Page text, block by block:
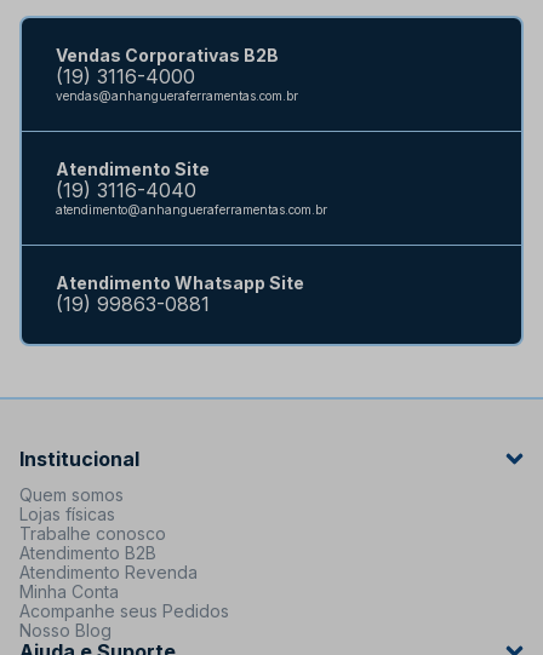
Vendas Corporativas B2B
(19) 3116-4000
vendas@anhangueraferramentas.com.br
Atendimento Site
(19) 3116-4040
atendimento@anhangueraferramentas.com.br
Atendimento Whatsapp Site
(19) 99863-0881
Institucional
Quem somos
Lojas físicas
Trabalhe conosco
Atendimento B2B
Atendimento Revenda
Minha Conta
Acompanhe seus Pedidos
Nosso Blog